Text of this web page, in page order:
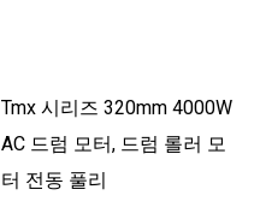
Tmx 시리즈 320mm 4000W
AC 드럼 모터, 드럼 롤러 모
터 전동 풀리